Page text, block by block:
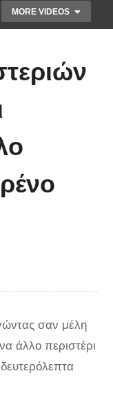
MORE VIDEOS
σαν μέλη
άλλο περιστέρι